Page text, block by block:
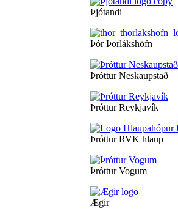
Þjótandi
Þór Þorlákshöfn
Þróttur Neskaupstað
Þróttur Reykjavík
Þróttur RVK hlaup
Þróttur Vogum
Ægir